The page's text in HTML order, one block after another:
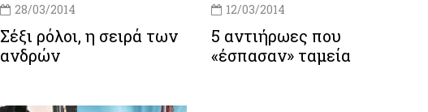
28/03/2014
Σέξι ρόλοι, η σειρά των
ανδρών
12/03/2014
5 αντιήρωες που
«έσπασαν» ταμεία